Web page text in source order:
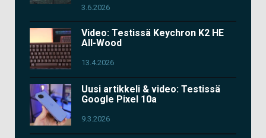
3.6.2026
Video: Testissä Keychron K2 HE
All-Wood
13.4.2026
Uusi artikkeli & video: Testissä
Google Pixel 10a
9.3.2026